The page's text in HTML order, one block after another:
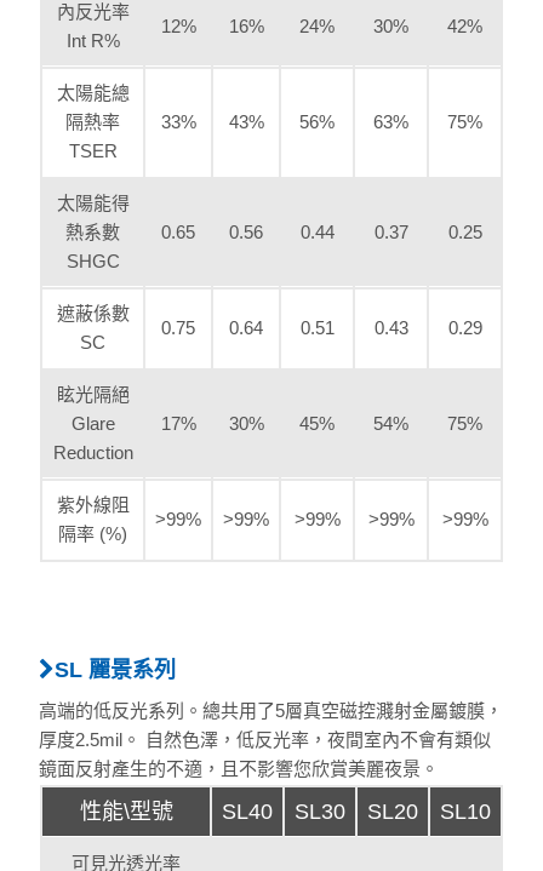
內反光率
Int R%
12% 16% 24% 30% 42%
太陽能總
隔熱率
TSER
33% 43% 56% 63% 75%
太陽能得
熱系數
SHGC
0.65 0.56 0.44 0.37 0.25
遮蔽係數
SC
0.75 0.64 0.51 0.43 0.29
眩光隔絕
Glare
Reduction
17% 30% 45% 54% 75%
紫外線阻
隔率 (%)
>99% >99% >99% >99% >99%
SL 麗景系列
高端的低反光系列。總共用了5層真空磁控濺射金屬鍍膜，
厚度2.5mil。 自然色澤，低反光率，夜間室內不會有類似
鏡面反射產生的不適，且不影響您欣賞美麗夜景。
性能\型號 SL40 SL30 SL20 SL10
可見光透光率